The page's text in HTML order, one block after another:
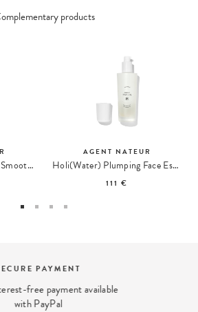
products
Holi(Body) Anti-Aging Smoothing Body Oil
AGENT NATEUR
Holi(Water) Plumping Face Essence
111 €
BEAUTY EXPERT
We answer your beauty questions:
contact@ohmycream.com